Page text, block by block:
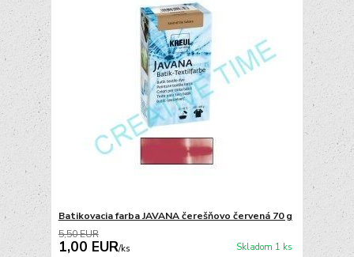
Batikovacia farba JAVANA čerešňovo červená 70 g
5,50 EUR
1,00 EUR/ks Skladom 1 ks